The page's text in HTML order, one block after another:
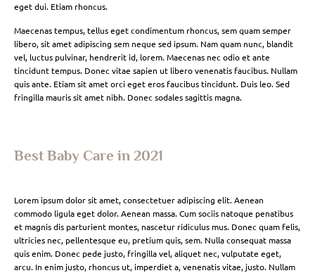
eget dui. Etiam rhoncus.
Maecenas tempus, tellus eget condimentum rhoncus, sem quam semper
libero, sit amet adipiscing sem neque sed ipsum. Nam quam nunc, blandit
vel, luctus pulvinar, hendrerit id, lorem. Maecenas nec odio et ante
tincidunt tempus. Donec vitae sapien ut libero venenatis faucibus. Nullam
quis ante. Etiam sit amet orci eget eros faucibus tincidunt. Duis leo. Sed
fringilla mauris sit amet nibh. Donec sodales sagittis magna.
Best Baby Care in 2021
Lorem ipsum dolor sit amet, consectetuer adipiscing elit. Aenean
commodo ligula eget dolor. Aenean massa. Cum sociis natoque penatibus
et magnis dis parturient montes, nascetur ridiculus mus. Donec quam felis,
ultricies nec, pellentesque eu, pretium quis, sem. Nulla consequat massa
quis enim. Donec pede justo, fringilla vel, aliquet nec, vulputate eget,
arcu. In enim justo, rhoncus ut, imperdiet a, venenatis vitae, justo. Nullam